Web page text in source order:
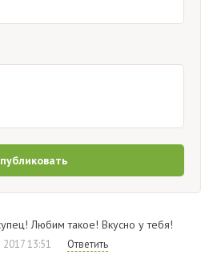
Любим такое! Вкусно у тебя!
13:51 Ответить